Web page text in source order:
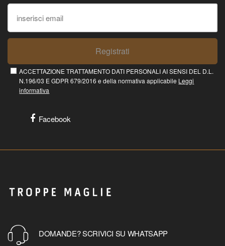
Registrati
ACCETTAZIONE TRATTAMENTO DATI PERSONALI AI SENSI DEL D.L.
N.196/03 E GDPR 679/2016 e della normativa applicabile Leggi
informativa
Facebook
DOMANDE? SCRIVICI SU WHATSAPP